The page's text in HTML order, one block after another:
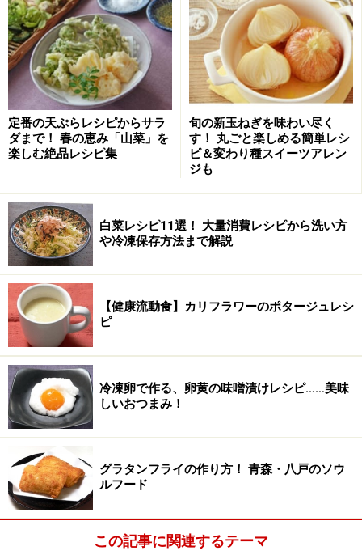
4.炊いてる間に、小麦粉100gとベーキングパウダー小さ
じ1をボールにとり、泡だて器でかき混ぜ 砂糖大さじ1と
塩一つまみを加えて 混ぜておく。
5.スイッチが切れたら、ミカンから出た汁（シロップ）
を計量カップにあけ、バターを5g溶かす。（ひとかけの
バターは生地に対する愛情）
牛乳を大さじ2～3杯足して シロップを90ccにする。
粉に 卵と（
7.（釜を人肌程度以下に冷ましてから）ミカンの上に生
地を流し入れ、普通に炊く。
定番の天ぷらレシピからサラ
ダまで！ 春の恵み「山菜」を
楽しむ絶品レシピ集
旬の新玉ねぎを味わい尽く
す！ 丸ごと楽しめる簡単レシ
ピ＆変わり種スイーツアレン
ジも
白菜レシピ11選！ 大量消費レシピから洗い方
や冷凍保存方法まで解説
【健康流動食】カリフラワーのポタージュレシ
ピ
冷凍卵で作る、卵黄の味噌漬けレシピ……美味
しいおつまみ！
グラタンフライの作り方！ 青森・八戸のソウ
ルフード
この記事に関連するテーマ